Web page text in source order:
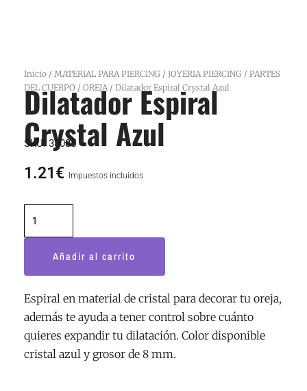
Inicio / MATERIAL PARA PIERCING / JOYERIA PIERCING / PARTES
DEL CUERPO / OREJA/ Dilatador Espiral Crystal Azul
Dilatador Espiral
Crystal Azul
SKU:38085
1.21 € Impuestos incluidos
Espiral
cantidad
Añadir al carrito
Espiral en material de cristal para decorar tu oreja,
además te ayuda a tener control sobre cuánto
quieres expandir tu dilatación. Color disponible
cristal azul y grosor de 8 mm.